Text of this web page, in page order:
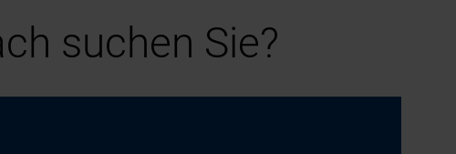
suchen Sie?